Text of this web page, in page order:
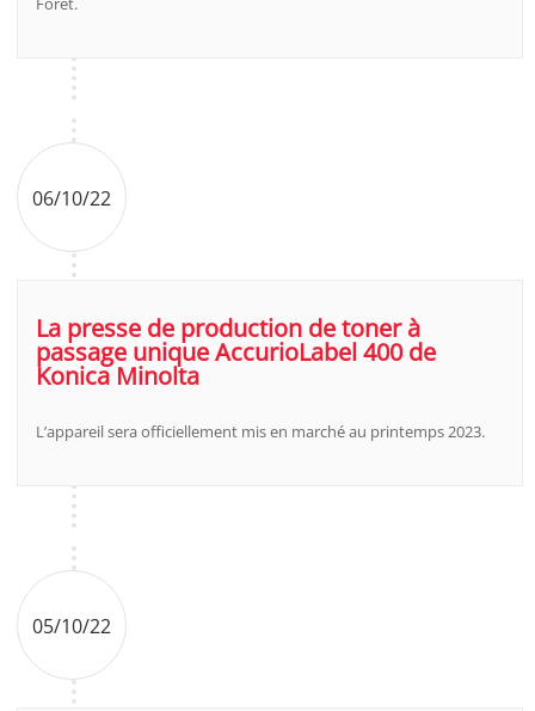
06/10/22
La presse de production de toner à
passage unique AccurioLabel 400 de
Konica Minolta
L’appareil sera officiellement mis en marché au printemps 2023.
05/10/22